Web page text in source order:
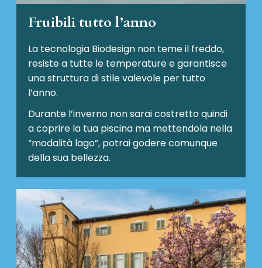
Fruibili tutto l’anno
La tecnologia Biodesign non teme il freddo,
resiste a tutte le temperature e garantisce
una struttura di stile valevole per tutto
l’anno.
Durante l’inverno non sarai costretto quindi
a coprire la tua piscina ma mettendola nella
“modalità lago”, potrai godere comunque
della sua bellezza.